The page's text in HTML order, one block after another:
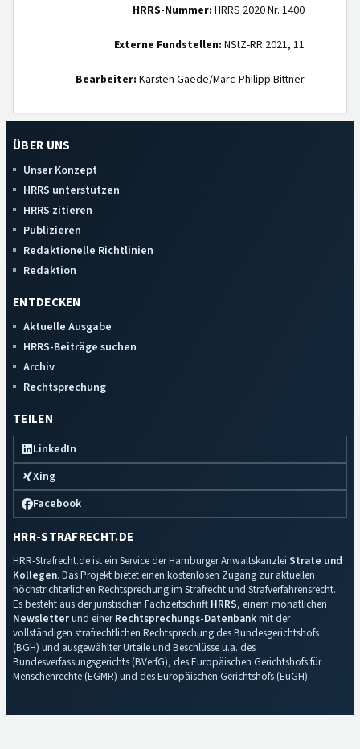
HRRS-Nummer: HRRS 2020 Nr. 1400
Externe Fundstellen: NStZ-RR 2021, 11
Bearbeiter: Karsten Gaede/Marc-Philipp Bittner
ÜBER UNS
Unser Konzept
HRRS unterstützen
HRRS zitieren
Publizieren
Redaktionelle Richtlinien
Redaktion
ENTDECKEN
Aktuelle Ausgabe
HRRS-Beiträge suchen
Archiv
Rechtsprechung
TEILEN
LinkedIn
Xing
Facebook
HRR-STRAFRECHT.DE
HRR-Strafrecht.de ist ein Service der Hamburger Anwaltskanzlei Strate und
Kollegen. Das Projekt bietet einen kostenlosen Zugang zur aktuellen
höchstrichterlichen Rechtsprechung im Strafrecht und Strafverfahrensrecht.
Es besteht aus der juristischen Fachzeitschrift HRRS, einem monatlichen
Newsletterund einerRechtsprechungs-Datenbankmit der
vollständigen strafrechtlichen Rechtsprechung des Bundesgerichtshofs
(BGH) und ausgewählter Urteile und Beschlüsse u.a. des
Bundesverfassungsgerichts (BVerfG), des Europäischen Gerichtshofs für
Menschenrechte (EGMR) und des Europäischen Gerichtshofs (EuGH).